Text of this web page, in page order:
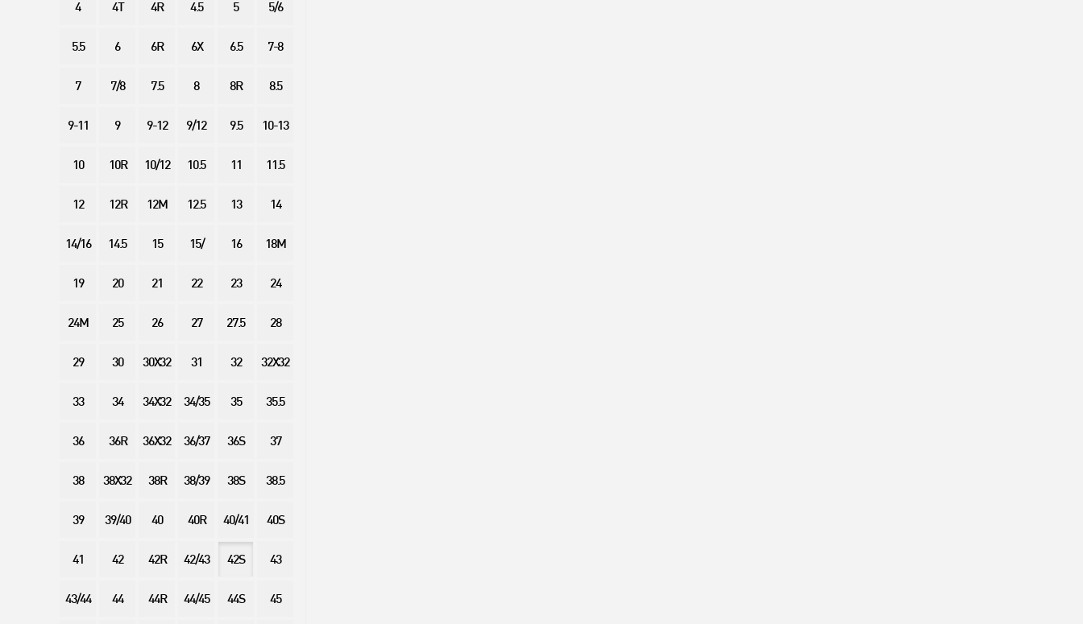
4 4T 4R 4.5 5 5/6
5.5 6 6R 6X 6.5 7-8
7 7/8 7.5 8 8R 8.5
9-11 9 9-12 9/12 9.5 10-13
10 10R 10/12 10.5 11 11.5
12 12R 12M 12.5 13 14
14/16 14.5 15 15/ 16 18M
19 20 21 22 23 24
24M 25 26 27 27.5 28
29 30 30X32 31 32 32X32
33 34 34X32 34/35 35 35.5
36 36R 36X32 36/37 36S 37
38 38X32 38R 38/39 38S 38.5
39 39/40 40 40R 40/41 40S
41 42 42R 42/43 42S 43
43/44 44 44R 44/45 44S 45